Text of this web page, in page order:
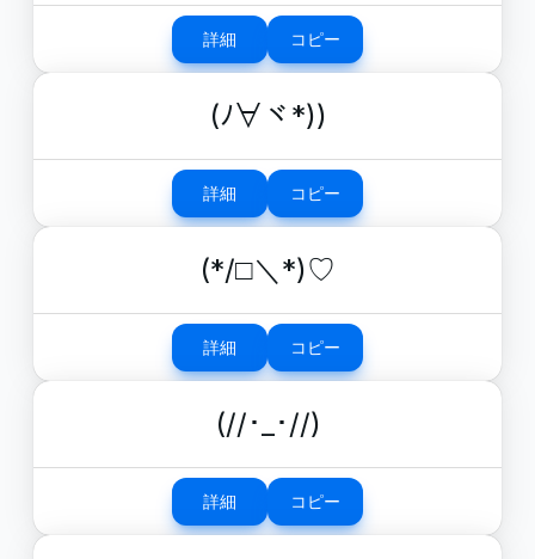
詳細 コピー
(ﾉ∀ヾ*))
詳細 コピー
(*/□＼*)♡
詳細 コピー
(//･_･//)
詳細 コピー